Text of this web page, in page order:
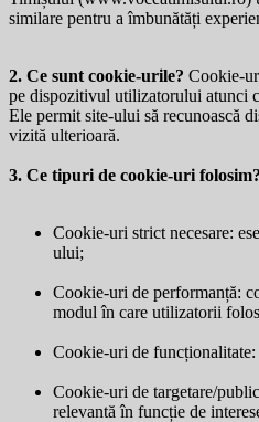
similare pentru a îmbunătăți
2. Ce sunt cookie-urile? Cookie-
pe dispozitivul utilizatorului atunci
Ele permit site-ului să recunoască
vizită ulterioară.
3. Ce tipuri de cookie-uri folosim?
Cookie-uri strict necesare:
ului;
Cookie-uri de performanță:
modul în care utilizatorii
Cookie-uri de
Cookie-uri de targetare/
relevantă în funcție de